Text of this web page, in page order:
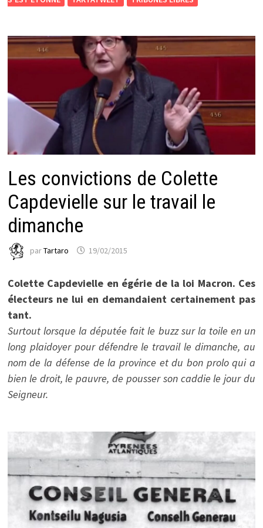
Les convictions de Colette
Capdevielle sur le travail le
dimanche
parTartaro 19/02/2015
Colette Capdevielle en égérie de la loi Macron. Ces
électeurs ne lui en demandaient certainement pas
tant.
Surtout lorsque la députée fait le buzz sur la toile en un
long plaidoyer pour défendre le travail le dimanche, au
nom de la défense de la province et du bon prolo qui a
bien le droit, le pauvre, de pousser son caddie le jour du
Seigneur.